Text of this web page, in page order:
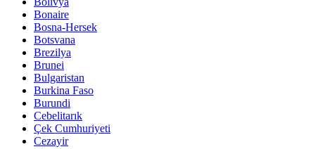
Bonaire
Bosna-Hersek
Botsvana
Brezilya
Brunei
Bulgaristan
Burkina Faso
Burundi
Cebelitarık
Çek Cumhuriyeti
Cezayir